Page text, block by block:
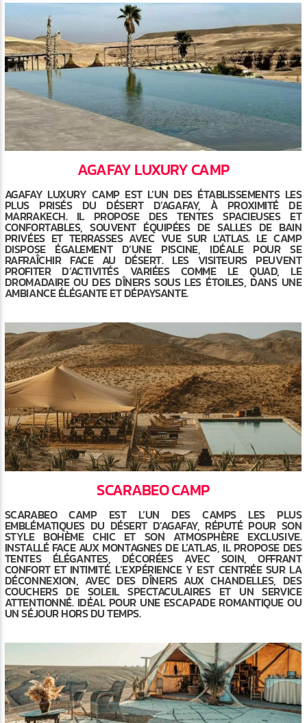
AGAFAY LUXURY CAMP
AGAFAY LUXURY CAMP EST L’UN DES ÉTABLISSEMENTS LES
PLUS PRISÉS DU DÉSERT D’AGAFAY, À PROXIMITÉ DE
MARRAKECH. IL PROPOSE DES TENTES SPACIEUSES ET
CONFORTABLES, SOUVENT ÉQUIPÉES DE SALLES DE BAIN
PRIVÉES ET TERRASSES AVEC VUE SUR L’ATLAS. LE CAMP
DISPOSE ÉGALEMENT D’UNE PISCINE, IDÉALE POUR SE
RAFRAÎCHIR FACE AU DÉSERT. LES VISITEURS PEUVENT
PROFITER D’ACTIVITÉS VARIÉES COMME LE QUAD, LE
DROMADAIRE OU DES DÎNERS SOUS LES ÉTOILES, DANS UNE
AMBIANCE ÉLÉGANTE ET DÉPAYSANTE.
SCARABEO CAMP
SCARABEO CAMP EST L’UN DES CAMPS LES PLUS
EMBLÉMATIQUES DU DÉSERT D’AGAFAY, RÉPUTÉ POUR SON
STYLE BOHÈME CHIC ET SON ATMOSPHÈRE EXCLUSIVE.
INSTALLÉ FACE AUX MONTAGNES DE L’ATLAS, IL PROPOSE DES
TENTES ÉLÉGANTES, DÉCORÉES AVEC SOIN, OFFRANT
CONFORT ET INTIMITÉ. L’EXPÉRIENCE Y EST CENTRÉE SUR LA
DÉCONNEXION, AVEC DES DÎNERS AUX CHANDELLES, DES
COUCHERS DE SOLEIL SPECTACULAIRES ET UN SERVICE
ATTENTIONNÉ. IDÉAL POUR UNE ESCAPADE ROMANTIQUE OU
UN SÉJOUR HORS DU TEMPS.